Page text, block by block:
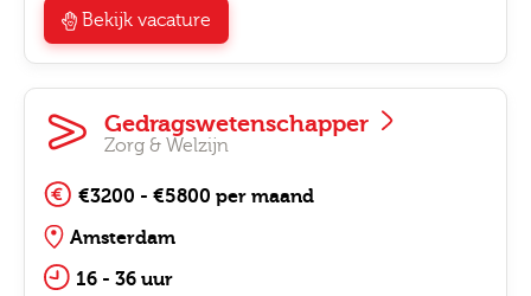
Bekijk vacature
Gedragswetenschapper
Zorg & Welzijn
€3200 - €5800 per maand
Amsterdam
16 - 36 uur